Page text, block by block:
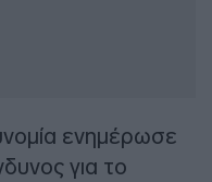
ενημέρωσε
για το